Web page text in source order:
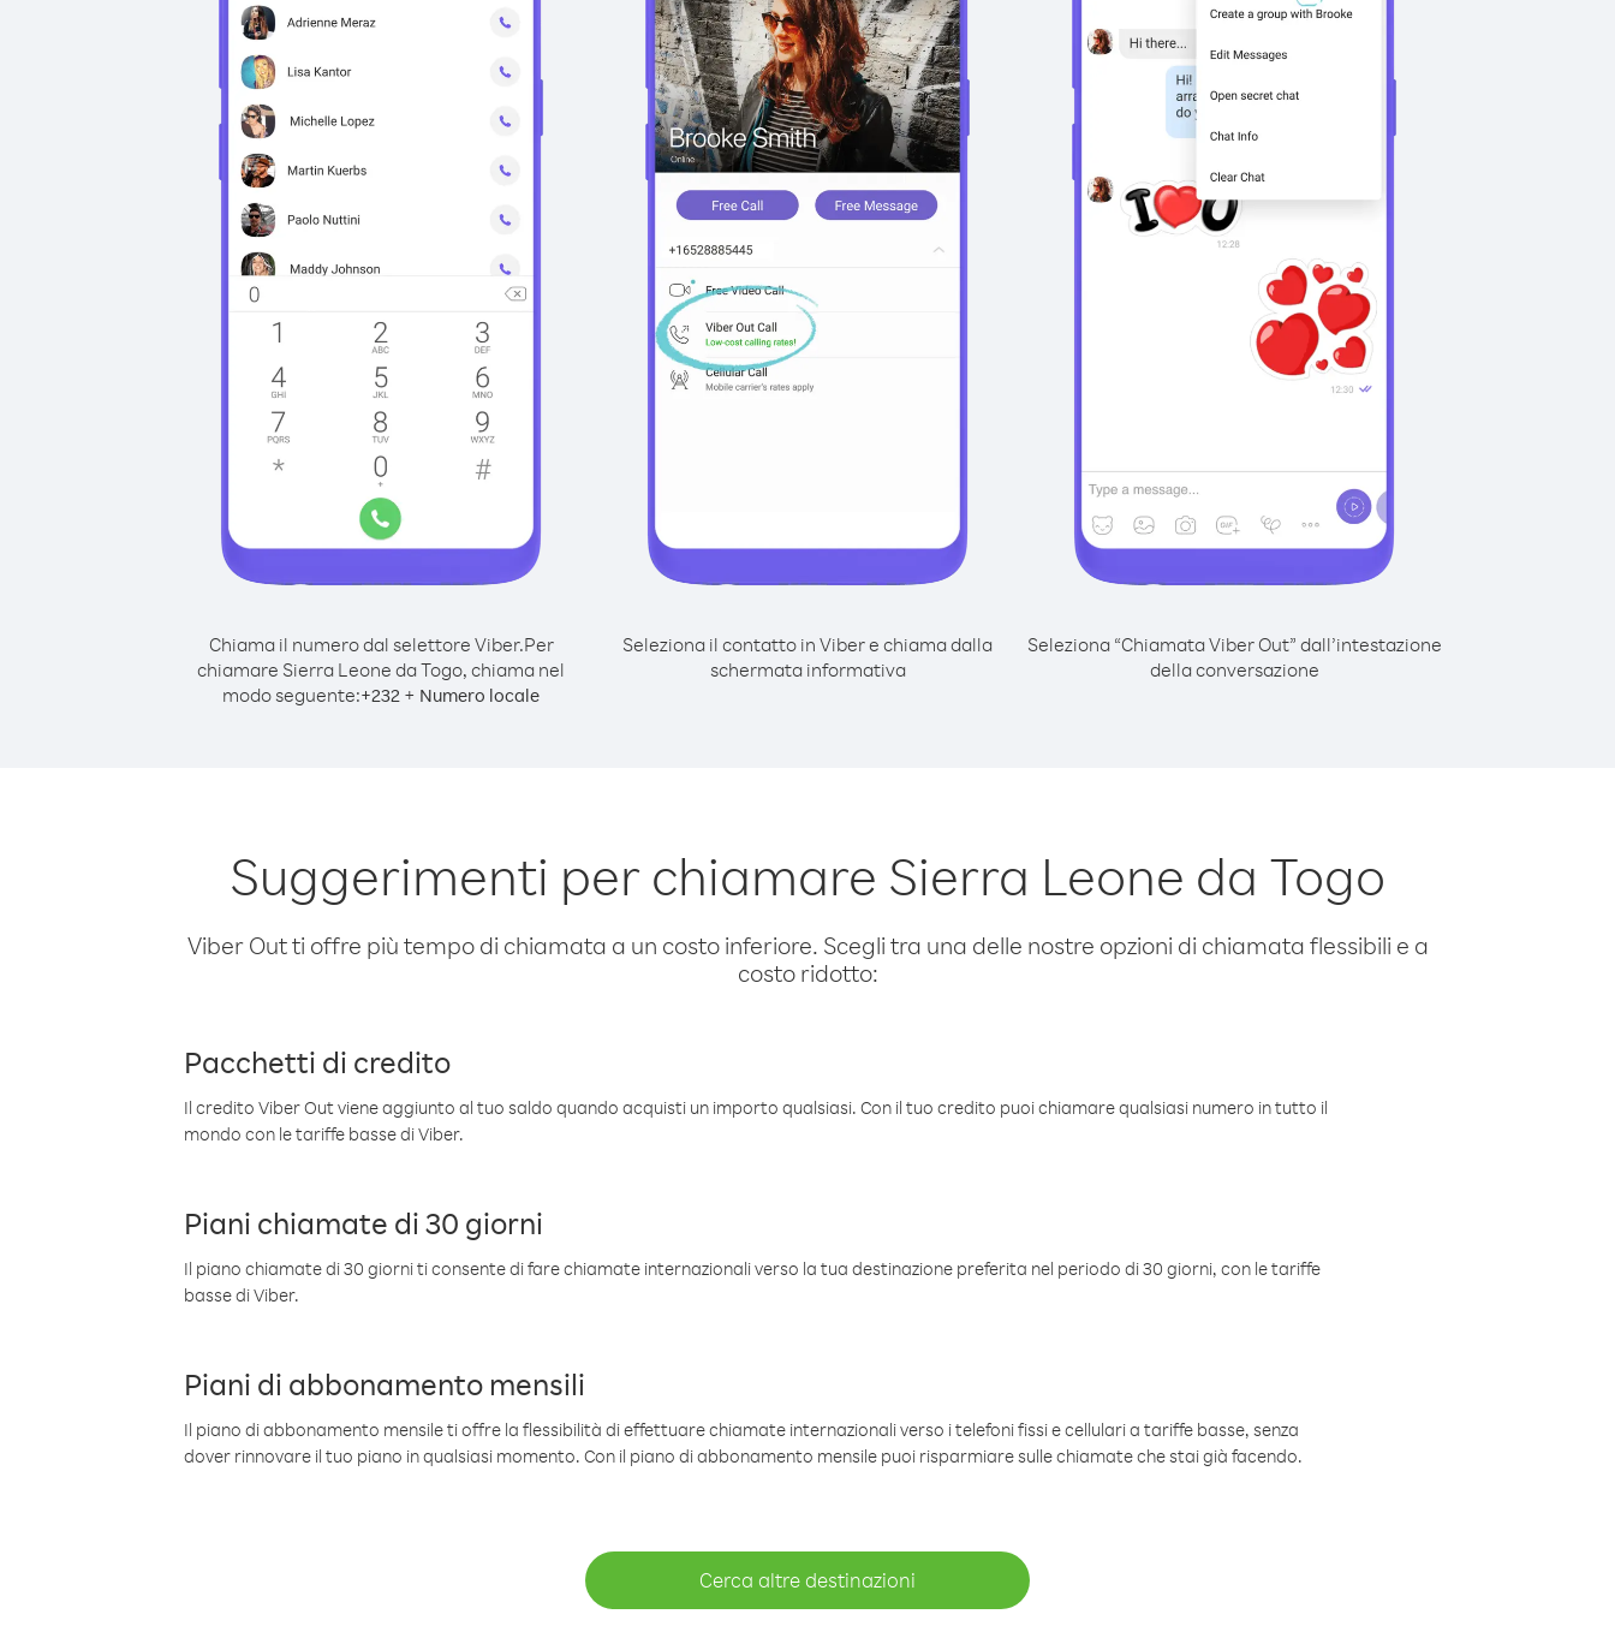
Chiama il numero dal selettore Viber.Per
chiamare Sierra Leone da Togo, chiama nel
modo seguente:+232 + Numero locale
Seleziona il contatto in Viber e chiama dalla
schermata informativa
Seleziona “Chiamata Viber Out” dall’intestazione
della conversazione
Suggerimenti per chiamare Sierra Leone da Togo
Viber Out ti offre più tempo di chiamata a un costo inferiore. Scegli tra una delle nostre opzioni di chiamata flessibili e a
costo ridotto:
Pacchetti di credito
Il credito Viber Out viene aggiunto al tuo saldo quando acquisti un importo qualsiasi. Con il tuo credito puoi chiamare qualsiasi numero in tutto il
mondo con le tariffe basse di Viber.
Piani chiamate di 30 giorni
Il piano chiamate di 30 giorni ti consente di fare chiamate internazionali verso la tua destinazione preferita nel periodo di 30 giorni, con le tariffe
basse di Viber.
Piani di abbonamento mensili
Il piano di abbonamento mensile ti offre la flessibilità di effettuare chiamate internazionali verso i telefoni fissi e cellulari a tariffe basse, senza
dover rinnovare il tuo piano in qualsiasi momento. Con il piano di abbonamento mensile puoi risparmiare sulle chiamate che stai già facendo.
Cerca altre destinazioni